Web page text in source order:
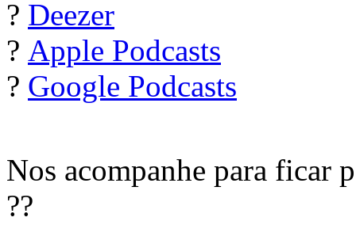
? Deezer
? Apple Podcasts
? Google Podcasts
Nos acompanhe para ficar
??